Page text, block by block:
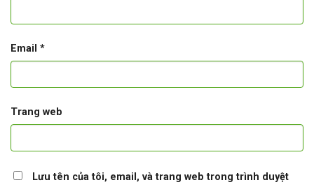
Email *
Trang web
Lưu tên của tôi, email, và trang web trong trình duyệt